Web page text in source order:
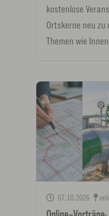
kostenlose
Ortskerne neu
Themen wie
07.10.2026